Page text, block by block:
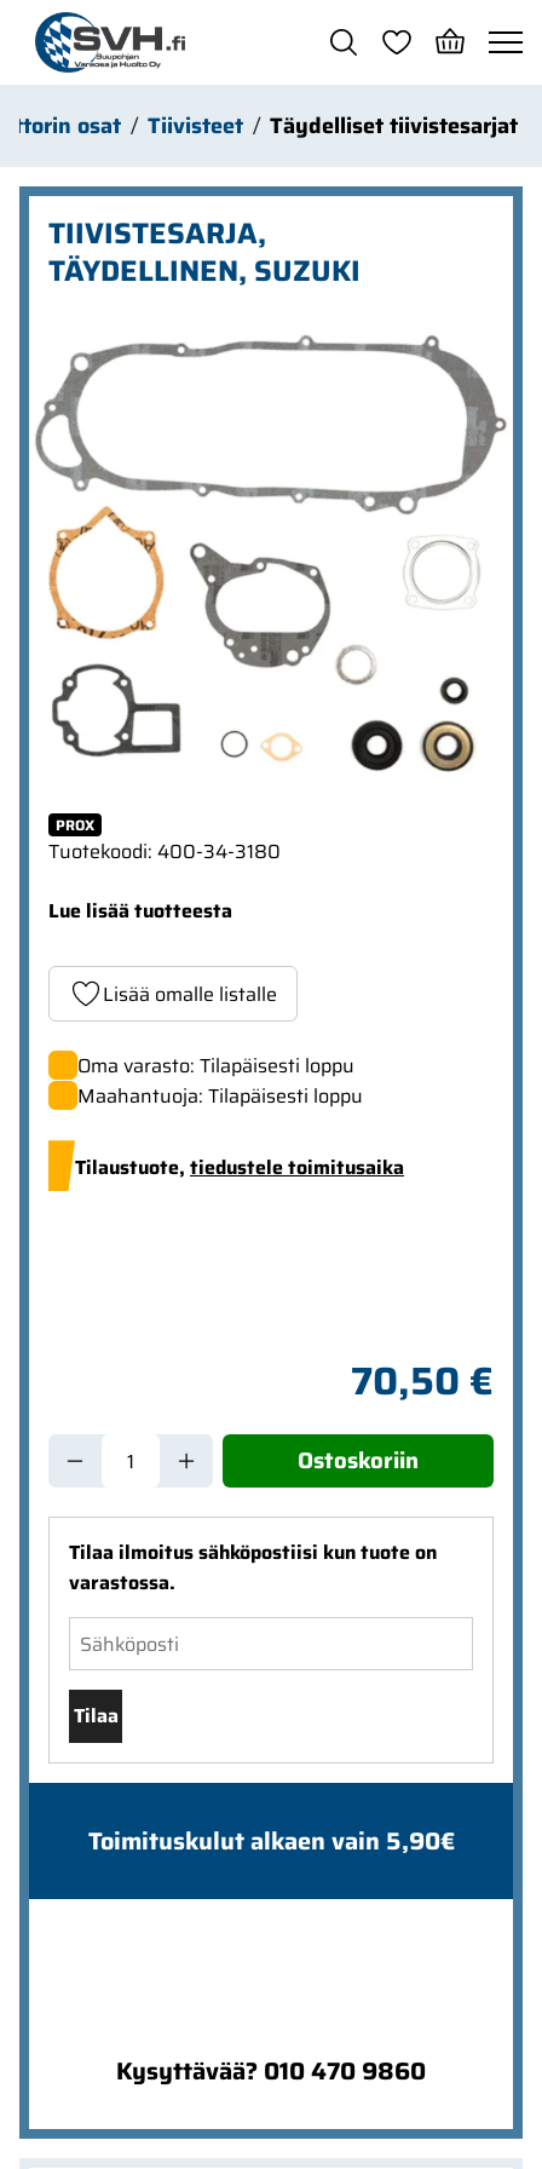
Siirry pääsisältöön
osat Tiivisteet Täydelliset tiivistesarjat
TIIVISTESARJA,
TÄYDELLINEN, SUZUKI
PROX
Tuotekoodi: 400-34-3180
Lue lisää tuotteesta
Lisää omalle listalle
Oma varasto: Tilapäisesti loppu
Maahantuoja: Tilapäisesti loppu
Tilaustuote, tiedustele toimitusaika
70,50 €
Ostoskoriin
Tilaa ilmoitus sähköpostiisi kun tuote on
varastossa.
Tilaa
Toimituskulut alkaen vain 5,90€
Kysyttävää? 010 470 9860